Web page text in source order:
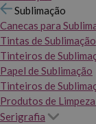
Sublimação
Canecas para
Tintas de Sublimação
Tinteiros de
Papel de Sublimação
Tinteiros de
Produtos de
Serigrafia